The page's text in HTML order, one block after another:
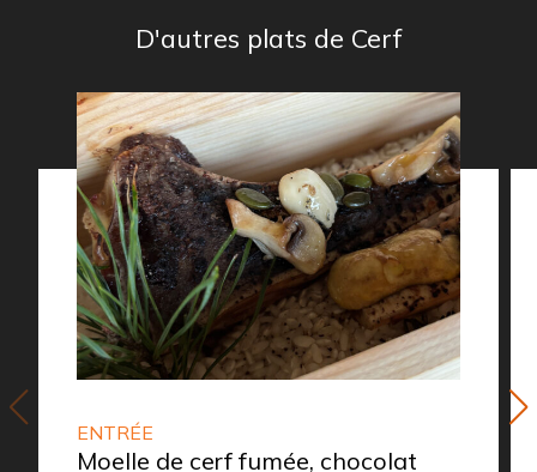
D'autres plats de Cerf
ENTRÉE
Moelle de cerf fumée, chocolat